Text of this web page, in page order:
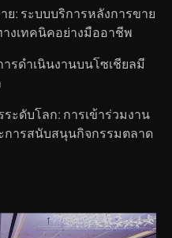
ย: ระบบบริการหลังการขาย
งเทคนิคอย่างมืออาชีพ
รดำเนินงานบนโซเชียลมี
ะดับโลก: การเข้าร่วมงาน
การสนับสนุนกิจกรรมตลาด